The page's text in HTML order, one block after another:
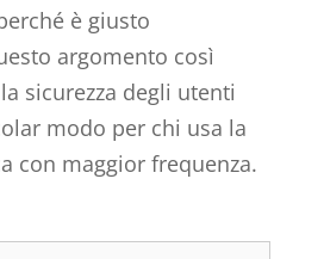
è giusto
argomento così
sicurezza degli utenti
modo per chi usa la
con maggior frequenza.